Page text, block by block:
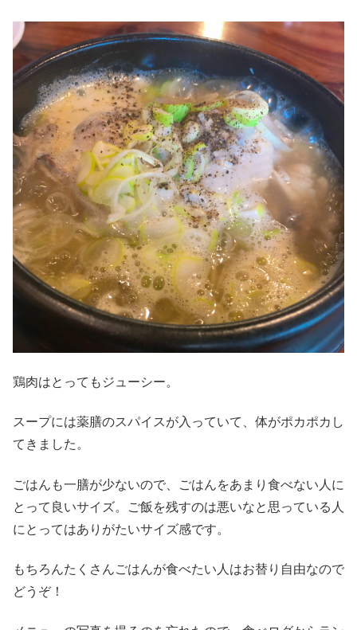
鶏肉はとってもジューシー。
スープには薬膳のスパイスが入っていて、体がポカポカし
てきました。
ごはんも一膳が少ないので、ごはんをあまり食べない人に
とって良いサイズ。ご飯を残すのは悪いなと思っている人
にとってはありがたいサイズ感です。
もちろんたくさんごはんが食べたい人はお替り自由なので
どうぞ！